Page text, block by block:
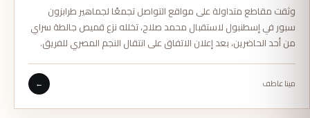
وثقت مقاطع متداولة على مواقع التواصل تجمعًا لجماهير طرابزون
سبور في إسطنبول لاستقبال محمد صلاح، تخلله نزع قميص جالطة سراي
من أحد الحاضرين، بعد إعلان الاتفاق على انتقال النجم المصري للفريق.
مينا عاطف ←